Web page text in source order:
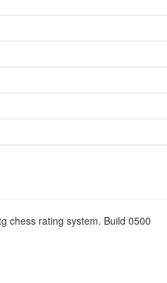
chess rating system. Build 0500